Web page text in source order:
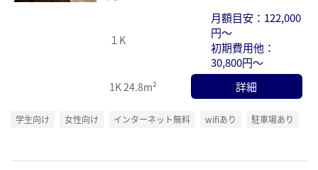
１K
月額目安：122,000
円～
初期費用他：
30,800円～
1K24.8m² 詳細
学生向け 女性向け インターネット無料 wifiあり 駐車場あり